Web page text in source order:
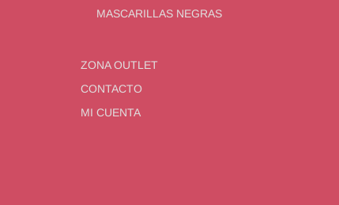
MASCARILLAS NEGRAS
ZONA OUTLET
CONTACTO
MI CUENTA